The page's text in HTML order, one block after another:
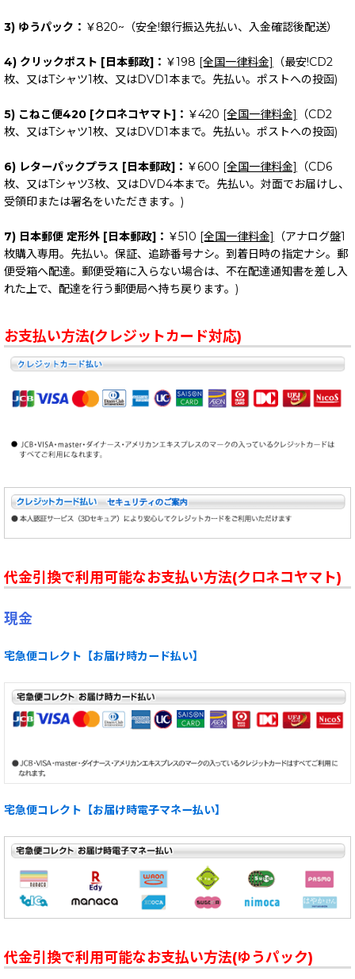
3) ゆうパック： ￥820~（安全!銀行振込先払い、入金確認後配送）
4) クリックポスト [日本郵政]： ￥198 [全国一律料金]
（最安!CD2
枚、又はTシャツ1枚、又はDVD1本まで。先払い。ポストへの投函)
5) こねこ便420 [クロネコヤマト]： ￥420 [全国一律料金]
（CD2
枚、又はTシャツ1枚、又はDVD1本まで。先払い。ポストへの投函)
6) レターパックプラス [日本郵政]： ￥600 [全国一律料金]
（CD6
枚、又はTシャツ3枚、又はDVD4本まで。先払い。対面でお届けし、
受領印または署名をいただきます。)
7) 日本郵便 定形外 [日本郵政]： ￥510 [全国一律料金]
（アナログ盤1
枚購入専用。先払い。保証、追跡番号ナシ。到着日時の指定ナシ。郵
便受箱へ配達。郵便受箱に入らない場合は、不在配達通知書を差し入
れた上で、配達を行う郵便局へ持ち戻ります。)
お支払い方法(クレジットカード対応)
代金引換で利用可能なお支払い方法(クロネコヤマト)
現金
宅急便コレクト【お届け時カード払い】
宅急便コレクト【お届け時電子マネー払い】
代金引換で利用可能なお支払い方法(ゆうパック)